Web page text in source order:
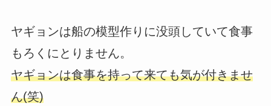
ヤギョンは船の模型作りに没頭していて食事
もろくにとりません。
ヤギョンは食事を持って来ても気が付きませ
ん(笑)